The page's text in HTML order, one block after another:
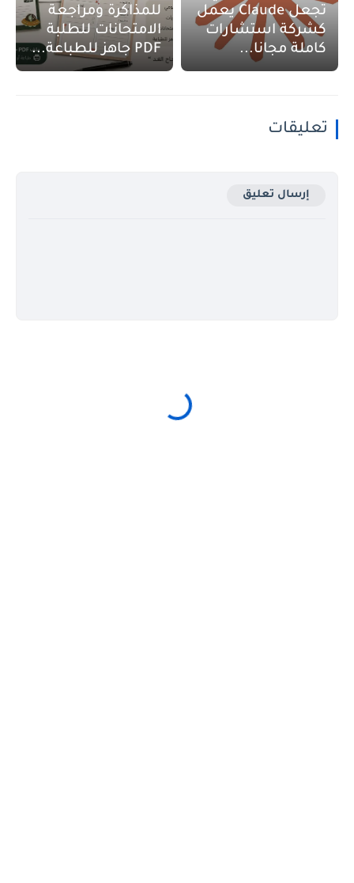
تجعل Claude يعمل
كشركة استشارات
كاملة مجانا...
للمذاكرة ومراجعة
الامتحانات للطلبة
PDF جاهز للطباعة...
تعليقات
إرسال تعليق